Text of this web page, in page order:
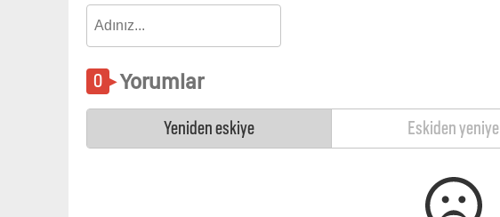
Yorumlar
Yeniden eskiye Eskiden yeniye